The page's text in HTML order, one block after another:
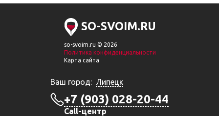
SO-SVOIM.RU
so-svoim.ru © 2026
Политика конфиденциальности
Карта сайта
Ваш город: Липецк
+7 (903) 028-20-44
Call-центр